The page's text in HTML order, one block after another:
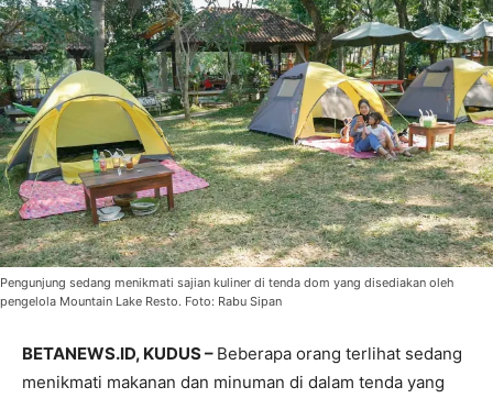
Pengunjung sedang menikmati sajian kuliner di tenda dom yang disediakan oleh
pengelola Mountain Lake Resto. Foto: Rabu Sipan
BETANEWS.ID, KUDUS – Beberapa orang terlihat sedang
menikmati makanan dan minuman di dalam tenda yang